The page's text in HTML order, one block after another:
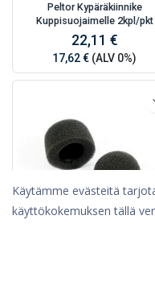
Peltor Kypäräkiinnike
Kuppisuojaimelle 2kpl/pkt
22,11 €
17,62 € (ALV 0%)
Käytämme evästeitä
käyttökokemuksen tällä